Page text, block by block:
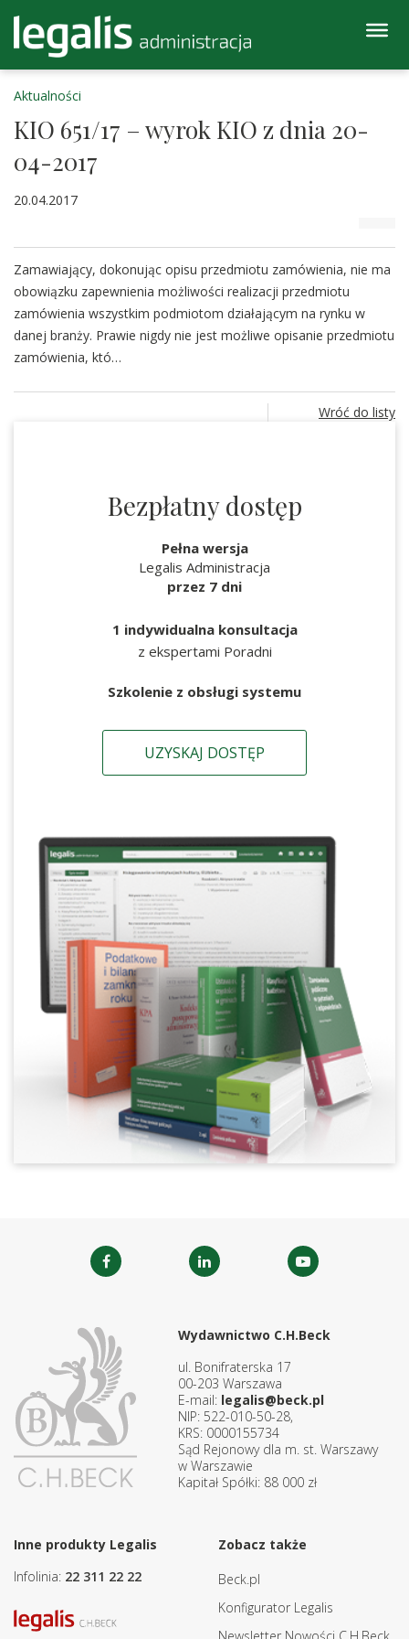
Aktualności
KIO 651/17 – wyrok KIO z dnia 20-
04-2017
20.04.2017
Zamawiający, dokonując opisu przedmiotu zamówienia, nie ma
obowiązku zapewnienia możliwości realizacji przedmiotu
zamówienia wszystkim podmiotom działającym na rynku w
danej branży. Prawie nigdy nie jest możliwe opisanie przedmiotu
zamówienia, któ…
Wróć do listy
Bezpłatny dostęp
Pełna wersja
Legalis Administracja
przez 7 dni
1 indywidualna konsultacja
z ekspertami Poradni
Szkolenie z obsługi systemu
UZYSKAJ DOSTĘP
Wydawnictwo C.H.Beck
ul. Bonifraterska 17
00-203 Warszawa
E-mail: legalis@beck.pl
NIP: 522-010-50-28,
KRS: 0000155734
Sąd Rejonowy dla m. st. Warszawy
w Warszawie
Kapitał Spółki: 88 000 zł
Inne produkty Legalis
Infolinia: 22 311 22 22
Zobacz także
Beck.pl
Konfigurator Legalis